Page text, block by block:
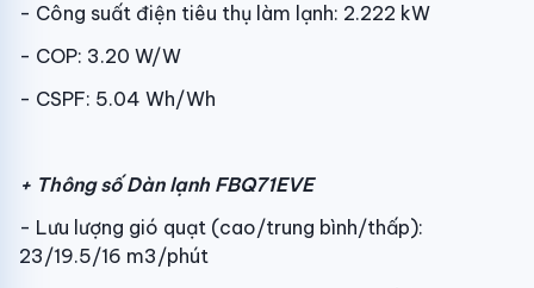
- Công suất điện tiêu thụ làm lạnh: 2.222 kW
- COP: 3.20 W/W
- CSPF: 5.04 Wh/Wh
+ Thông sốDàn lạnh FBQ71EVE
- Lưu lượng gió quạt (cao/trung bình/thấp):
23/19.5/16 m3/phút